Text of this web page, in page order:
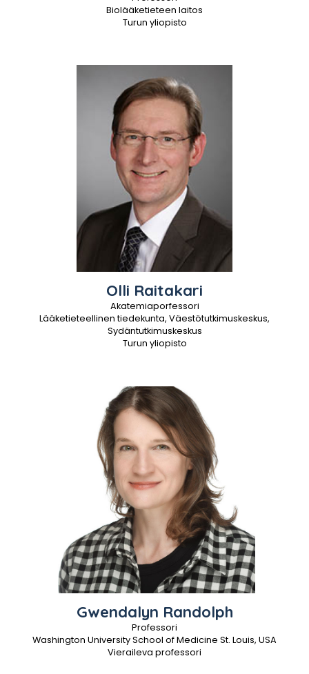
Biolääketieteen laitos
Turun yliopisto
Olli Raitakari
Akatemiaporfessori
Lääketieteellinen tiedekunta, Väestötutkimuskeskus,
Sydäntutkimuskeskus
Turun yliopisto
Gwendalyn Randolph
Professori
Washington University School of Medicine St. Louis, USA
Vieraileva professori